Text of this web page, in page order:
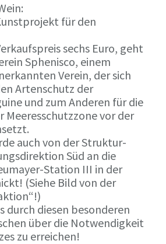
für den
sechs Euro, geht
Sphenisco, einem
Verein, der sich
Artenschutz der
und zum Anderen für die
Meeresschutzzone vor der
auch von der Struktur-
Süd an die
Station III in der
(Siehe Bild von der
durch diesen besonderen
über die Notwendigkeit
zu erreichen!